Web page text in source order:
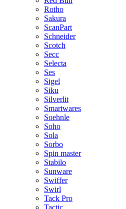
Rotho
Sakura
ScanPart
Schneider
Scotch
Secc
Selecta
Ses
Sigel
Siku
Silverlit
Smartwares
Soehnle
Soho
Sola
Sorbo
Spin master
Stabilo
Sunware
Swiffer
Swirl
Tack Pro
Tactic